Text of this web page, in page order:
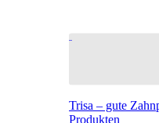
Trisa – gute
Produkten